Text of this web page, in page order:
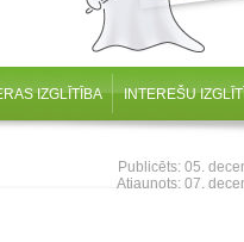
IZGLĪTĪBA INTEREŠU
Publicēts: 05.
Atjaunots: 07.